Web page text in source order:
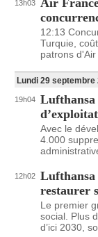
13h03 Air
12:13
Turquie,
patrons d'Air
Lundi 29 septembre
19h04 Lufthansa
Avec le
4.000
12h02 Lufthansa
restaurer
Le premier
social. Plus
d’ici 2030,